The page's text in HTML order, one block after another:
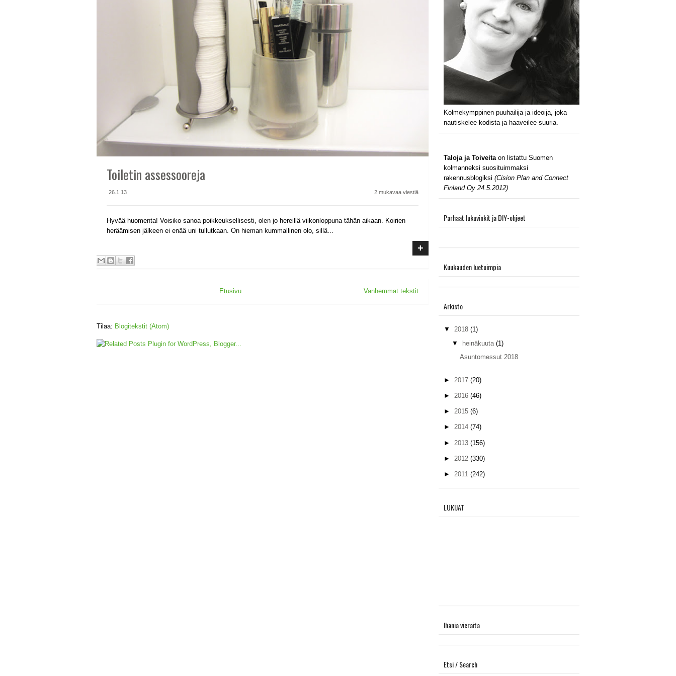
Toiletin assessooreja
26.1.13 2 mukavaa viestiä
Hyvää huomenta! Voisiko sanoa poikkeuksellisesti, olen jo hereillä viikonloppuna tähän aikaan. Koirien
heräämisen jälkeen ei enää uni tullutkaan. On hieman kummallinen olo, sillä...
+
Vanhemmat tekstit
Etusivu
Tilaa: Blogitekstit (Atom)
Kolmekymppinen puuhailija ja ideoija, joka
nautiskelee kodista ja haaveilee suuria.
Taloja ja Toiveitaon listattu Suomen
kolmanneksi suosituimmaksi
rakennusblogiksi (Cision Plan and Connect
Finland Oy 24.5.2012)
Parhaat lukuvinkit ja DIY-ohjeet
Kuukauden luetuimpia
Arkisto
▼ 2018 (1)
▼ heinäkuuta (1)
Asuntomessut 2018
► 2017 (20)
► 2016 (46)
► 2015 (6)
► 2014 (74)
► 2013 (156)
► 2012 (330)
► 2011 (242)
LUKIJAT
Ihania vieraita
Etsi / Search